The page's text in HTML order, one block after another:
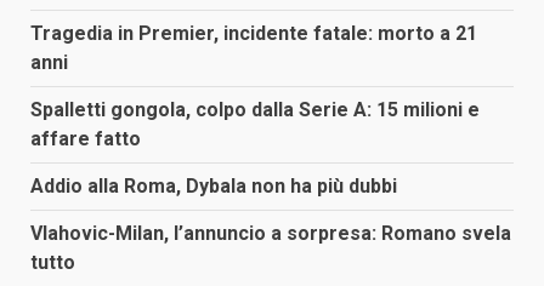
Tragedia in Premier, incidente fatale: morto a 21
anni
Spalletti gongola, colpo dalla Serie A: 15 milioni e
affare fatto
Addio alla Roma, Dybala non ha più dubbi
Vlahovic-Milan, l’annuncio a sorpresa: Romano svela
tutto